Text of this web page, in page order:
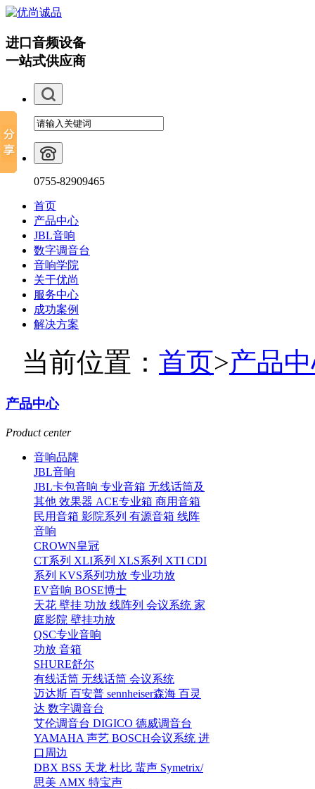
进口音频设备
一站式供应商
0755-82909465
首页
产品中心
JBL音响
数字调音台
音响学院
关于优尚
服务中心
成功案例
解决方案
当前位置： 首页>产品
产品中心
Product center
音响品牌
JBL音响
JBL卡包音响 专业音箱 无线话筒及
其他 效果器 ACE专业箱 商用音箱
民用音箱 影院系列 有源音箱 线阵
音响
CROWN皇冠
CT系列 XLI系列 XLS系列 XTI CDI
系列 KVS系列功放 专业功放
EV音响 BOSE博士
天花 壁挂 功放 线阵列 会议系统 家
庭影院 壁挂功放
QSC专业音响
功放 音箱
SHURE舒尔
有线话筒 无线话筒 会议系统
迈达斯 百安普 sennheiser森海 百灵
达 数字调音台
艾伦调音台 DIGICO 德威调音台
YAMAHA 声艺 BOSCH会议系统 进
口周边
DBX BSS 天龙 杜比 蜚声 Symetrix/
思美 AMX 特宝声